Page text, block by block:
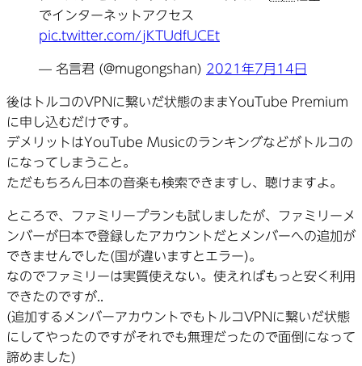
でインターネットアクセス
pic.twitter.com/jKTUdfUCEt
— 名言君 (@mugongshan) 2021年7月14日
後はトルコのVPNに繋いだ状態のままYouTube Premium
に申し込むだけです。
デメリットはYouTube Musicのランキングなどがトルコの
になってしまうこと。
ただもちろん日本の音楽も検索できますし、聴けますよ。
ところで、ファミリープランも試しましたが、ファミリーメ
ンバーが日本で登録したアカウントだとメンバーへの追加が
できませんでした(国が違いますとエラー)。
なのでファミリーは実質使えない。使えればもっと安く利用
できたのですが..
(追加するメンバーアカウントでもトルコVPNに繋いだ状態
にしてやったのですがそれでも無理だったので面倒になって
諦めました)